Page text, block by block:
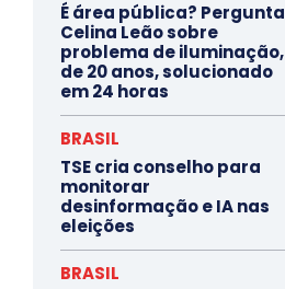
É área pública? Pergunta
Celina Leão sobre
problema de iluminação,
de 20 anos, solucionado
em 24 horas
BRASIL
TSE cria conselho para
monitorar
desinformação e IA nas
eleições
BRASIL